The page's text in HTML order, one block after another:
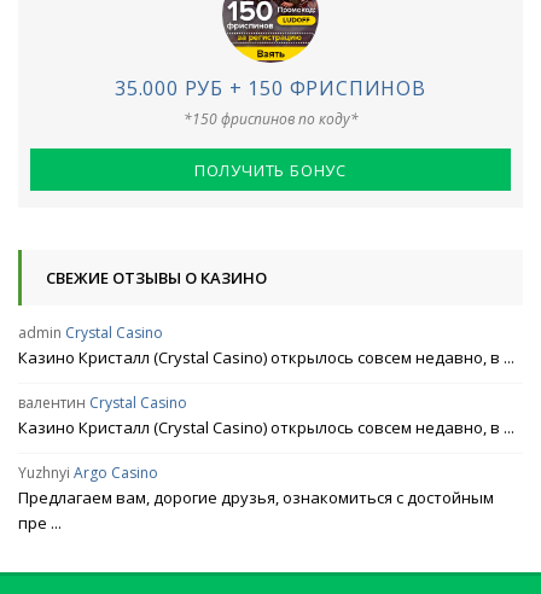
35.000 РУБ + 150 ФРИСПИНОВ
*150 фриспинов по коду*
ПОЛУЧИТЬ БОНУС
СВЕЖИЕ ОТЗЫВЫ О КАЗИНО
admin Crystal Casino
Казино Кристалл (Crystal Casino) открылось совсем недавно, в ...
валентин Crystal Casino
Казино Кристалл (Crystal Casino) открылось совсем недавно, в ...
Yuzhnyi Argo Casino
Предлагаем вам, дорогие друзья, ознакомиться с достойным
пре ...